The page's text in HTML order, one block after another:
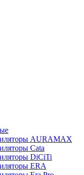
AURAMAX
Cata
DiCiTi
ERA